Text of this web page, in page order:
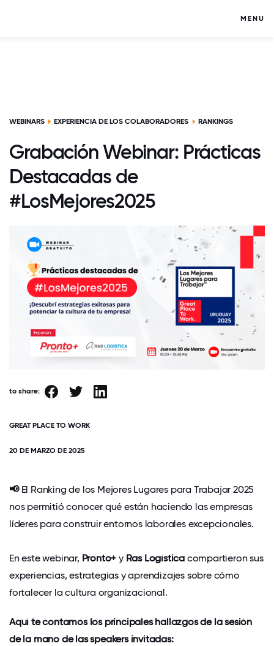
MENU
WEBINARS EXPERIENCIA DE LOS COLABORADORES RANKINGS
Grabación Webinar: Prácticas
Destacadas de
#LosMejores2025
to share:
GREAT PLACE TO WORK
20 DE MARZO DE 2025
📢 El Ranking de los Mejores Lugares para Trabajar 2025
nos permitió conocer qué están haciendo las empresas
líderes para construir entornos laborales excepcionales.
En este webinar, Pronto+y Ras Logística compartieron sus
experiencias, estrategias y aprendizajes sobre cómo
fortalecer la cultura organizacional.
Aquí te contamos los principales hallazgos de la sesión
de la mano de las speakers invitadas: